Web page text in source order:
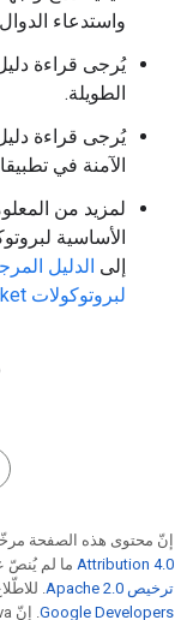
واستدعاء
يُرجى قراءة
الطويلة.
يُرجى قراءة
الآمنة في
لمزيد من
إلى الدليل
لبروتوكولات WebSocket
إنّ محتوى هذه الصفحة
Attribution 4.0‏ ما لم يُنصّ
ترخيص Apache 2.0‏
.
Google Developers‏